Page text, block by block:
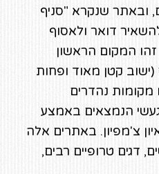
ובאתר שנקרא "סניף
דואר ולאסוף
המקום הראשון
קטן מאוד ופחות
מקומות נהדרים
הנמצאים באמצע
צ'מפיון. באתרים אלה
דגים טרופיים רבים,